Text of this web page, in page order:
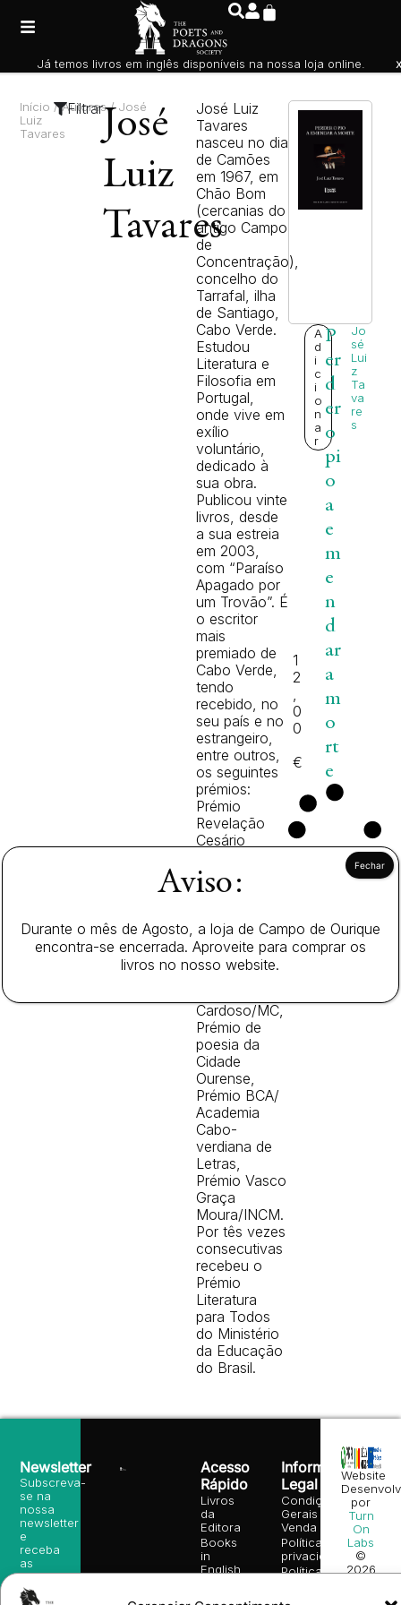
Início / Autores / José
Luiz
Tavares
FiltrarJosé
Luiz
Tavares
José Luiz
Tavares
nasceu no dia
de Camões
em 1967, em
Chão Bom
(cercanias do
antigo Campo
de
Concentração),
concelho do
Tarrafal, ilha
de Santiago,
Cabo Verde.
Estudou
Literatura e
Filosofia em
Portugal,
onde vive em
exílio
voluntário,
dedicado à
sua obra.
Publicou vinte
livros, desde
a sua estreia
em 2003,
com “Paraíso
Apagado por
um Trovão”. É
o escritor
mais
premiado de
Cabo Verde,
tendo
recebido, no
seu país e no
estrangeiro,
entre outros,
os seguintes
prémios:
Prémio
Revelação
Cesário
Prémio Mário
António de
Calouste
Gulbenkian,
Prémio Jorge
Cardoso/MC,
Prémio de
poesia da
Cidade
Ourense,
Prémio BCA/
Academia
Cabo-
verdiana de
Letras,
Prémio Vasco
Graça
Moura/INCM.
Por tês vezes
consecutivas
recebeu o
Prémio
Literatura
para Todos
do Ministério
da Educação
do Brasil.
1
2
0
0
€
A
d
i
c
i
o
n
a
r
P
er
d
er
o
pi
o
a
e
m
e
n
d
ar
a
m
o
rt
e
Jo
sé
Lui
z
Ta
va
re
s
Acesso
Rápido
Livros
da
Editora
Books
in
English
Eventos
Informação
Legal
Condições
Gerais de
Venda
Política de
privacidade
Política
Newsletter
Subscreva-
se na
nossa
newsletter
e
receba
as
nossas
sugestões
Website
por
Turn
On
Labs
©
2026
Já temos livros em inglês disponíveis na nossa loja online.
Aviso:
Durante o mês de Agosto, a loja de Campo de Ourique
encontra-se encerrada. Aproveite para comprar os
livros no nosso website.